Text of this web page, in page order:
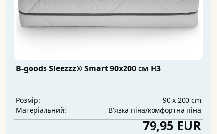
B-goods Sleezzz® Smart 90x200 см H3
Розмір:
90 x 200 cm
Матеріальний:
В'язка піна/комфортна піна
79,95 EUR